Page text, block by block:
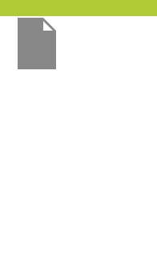
Перейти
содержимому